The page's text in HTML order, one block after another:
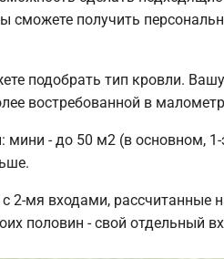
получить
подобрать тип кровли.
востребованной в
- до 50 м2 (в основном,
2-мя входами, рассчитанные
половин - свой отдельный